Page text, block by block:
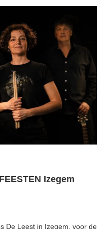
Izegem
De Leest in Izegem, voor de